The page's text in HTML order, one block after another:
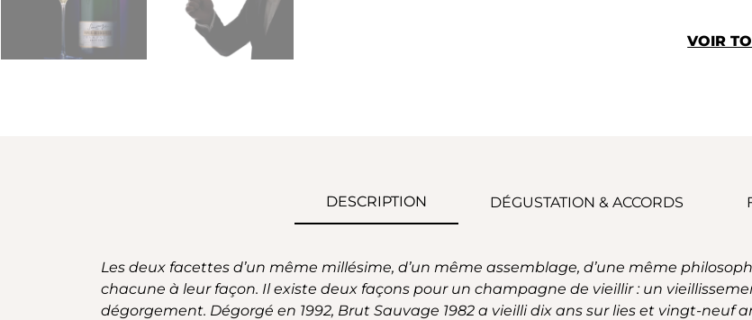
VOIR
DESCRIPTION DÉGUSTATION & ACCORDS
Les deux facettes d’un même millésime, d’un même assemblage, d’une même
chacune à leur façon. Il existe deux façons pour un champagne de vieillir : un
dégorgement. Dégorgé en 1992, Brut Sauvage 1982 a vieilli dix ans sur lies et vingt-neuf